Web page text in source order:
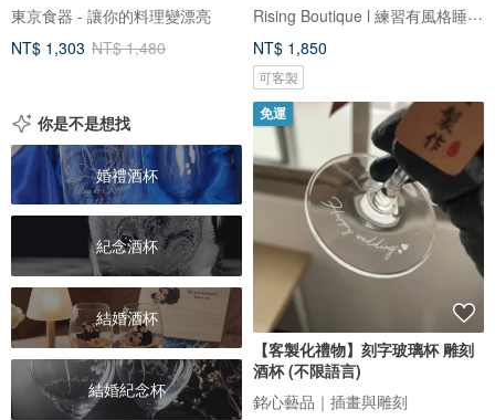
東京食器 - 讓你的料理變漂亮
NT$ 1,303 NT$ 1,480
Rising Boutique l 練習有風格睡衣設計
NT$ 1,850
可客製
你是不是想找
婚禮酒杯
紀念酒杯
結婚酒杯
結婚紀念杯
免運
【客製化禮物】刻字玻璃杯 雕刻
酒杯 (不限語言)
銘心藝品｜插畫與雕刻